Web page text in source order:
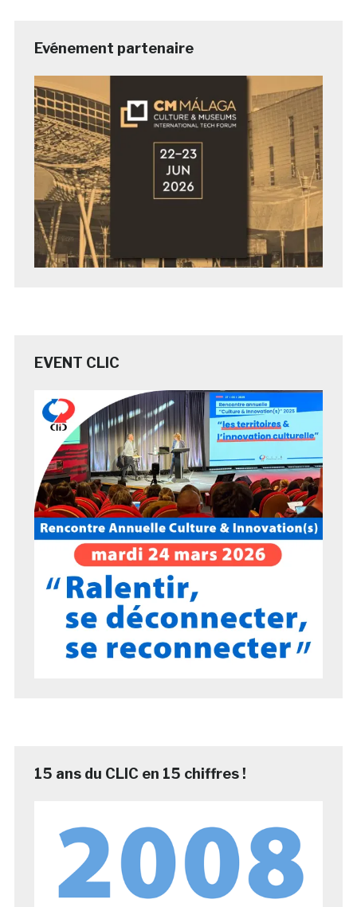
Evénement partenaire
EVENT CLIC
15 ans du CLIC en 15 chiffres !